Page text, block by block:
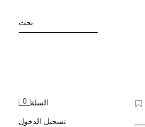
بحث
السلة 0
تسجيل الدخول